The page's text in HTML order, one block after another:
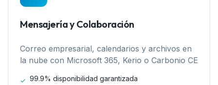
Mensajería y Colaboración
Correo empresarial, calendarios y archivos en
la nube con Microsoft 365, Kerio o Carbonio CE
✓ 99.9% disponibilidad garantizada